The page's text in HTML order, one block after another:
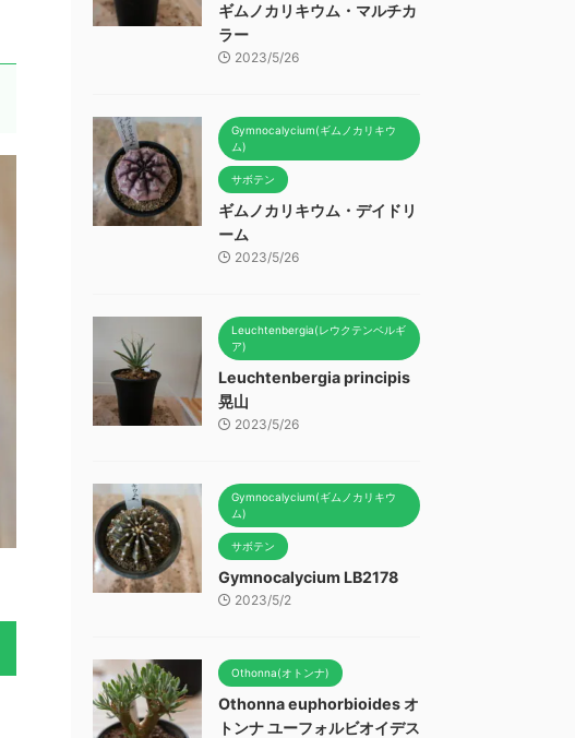
ギムノカリキウム・マルチカ
ラー
2023/5/26
Gymnocalycium(ギムノカリキウ
ム)
サボテン
ギムノカリキウム・デイドリ
ーム
2023/5/26
Leuchtenbergia(レウクテンベルギ
ア)
Leuchtenbergia principis
晃山
2023/5/26
Gymnocalycium(ギムノカリキウ
ム)
サボテン
Gymnocalycium LB2178
2023/5/2
Othonna(オトンナ)
Othonna euphorbioides オ
トンナ ユーフォルビオイデス